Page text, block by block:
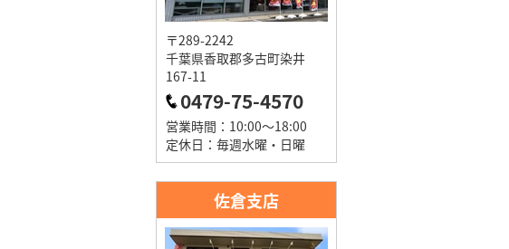
〒289-2242
千葉県香取郡多古町染井
167-11
0479-75-4570
営業時間：10:00～18:00
定休日：毎週水曜・日曜
佐倉支店